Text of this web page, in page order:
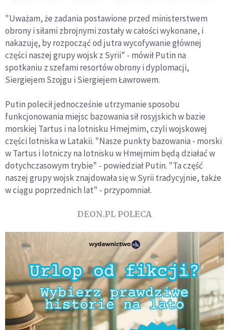
"Uważam, że zadania postawione przed ministerstwem
obrony i siłami zbrojnymi zostały w całości wykonane, i
nakazuję, by rozpocząć od jutra wycofywanie głównej
części naszej grupy wojsk z Syrii" - mówił Putin na
spotkaniu z szefami resortów obrony i dyplomacji,
Siergiejem Szojgu i Siergiejem Ławrowem.
Putin polecił jednocześnie utrzymanie sposobu
funkcjonowania miejsc bazowania sił rosyjskich w bazie
morskiej Tartus i na lotnisku Hmejmim, czyli wojskowej
części lotniska w Latakii. "Nasze punkty bazowania - morski
w Tartus i lotniczy na lotnisku w Hmejmim będą działać w
dotychczasowym trybie" - powiedział Putin. "Ta część
naszej grupy wojsk znajdowała się w Syrii tradycyjnie, także
w ciągu poprzednich lat" - przypomniał.
DEON.PL POLECA